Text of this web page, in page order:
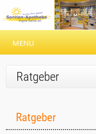
MENU
Ratgeber
Ratgeber